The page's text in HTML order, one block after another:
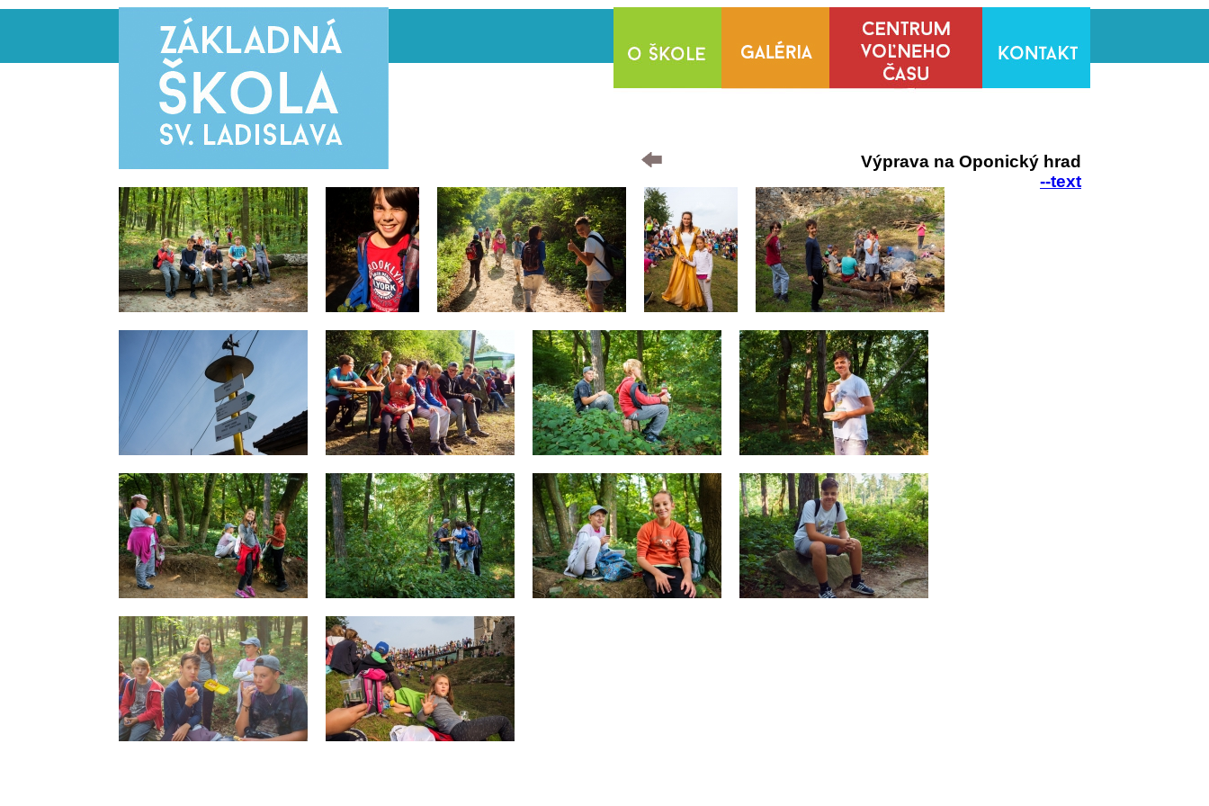
Výprava na Oponický hrad
--text